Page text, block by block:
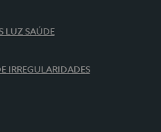
LUZ SAÚDE
IRREGULARIDADES